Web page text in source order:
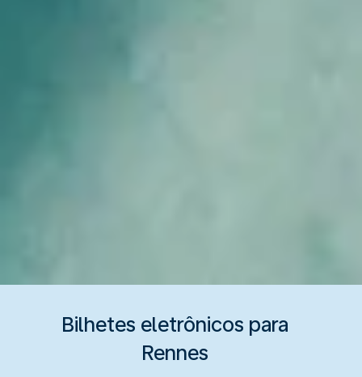
Bilhetes eletrônicos para
Rennes